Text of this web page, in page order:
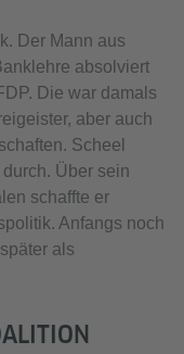
Der Mann aus
absolviert
Die war damals
aber auch
Scheel
Über sein
schaffte er
Anfangs noch
als